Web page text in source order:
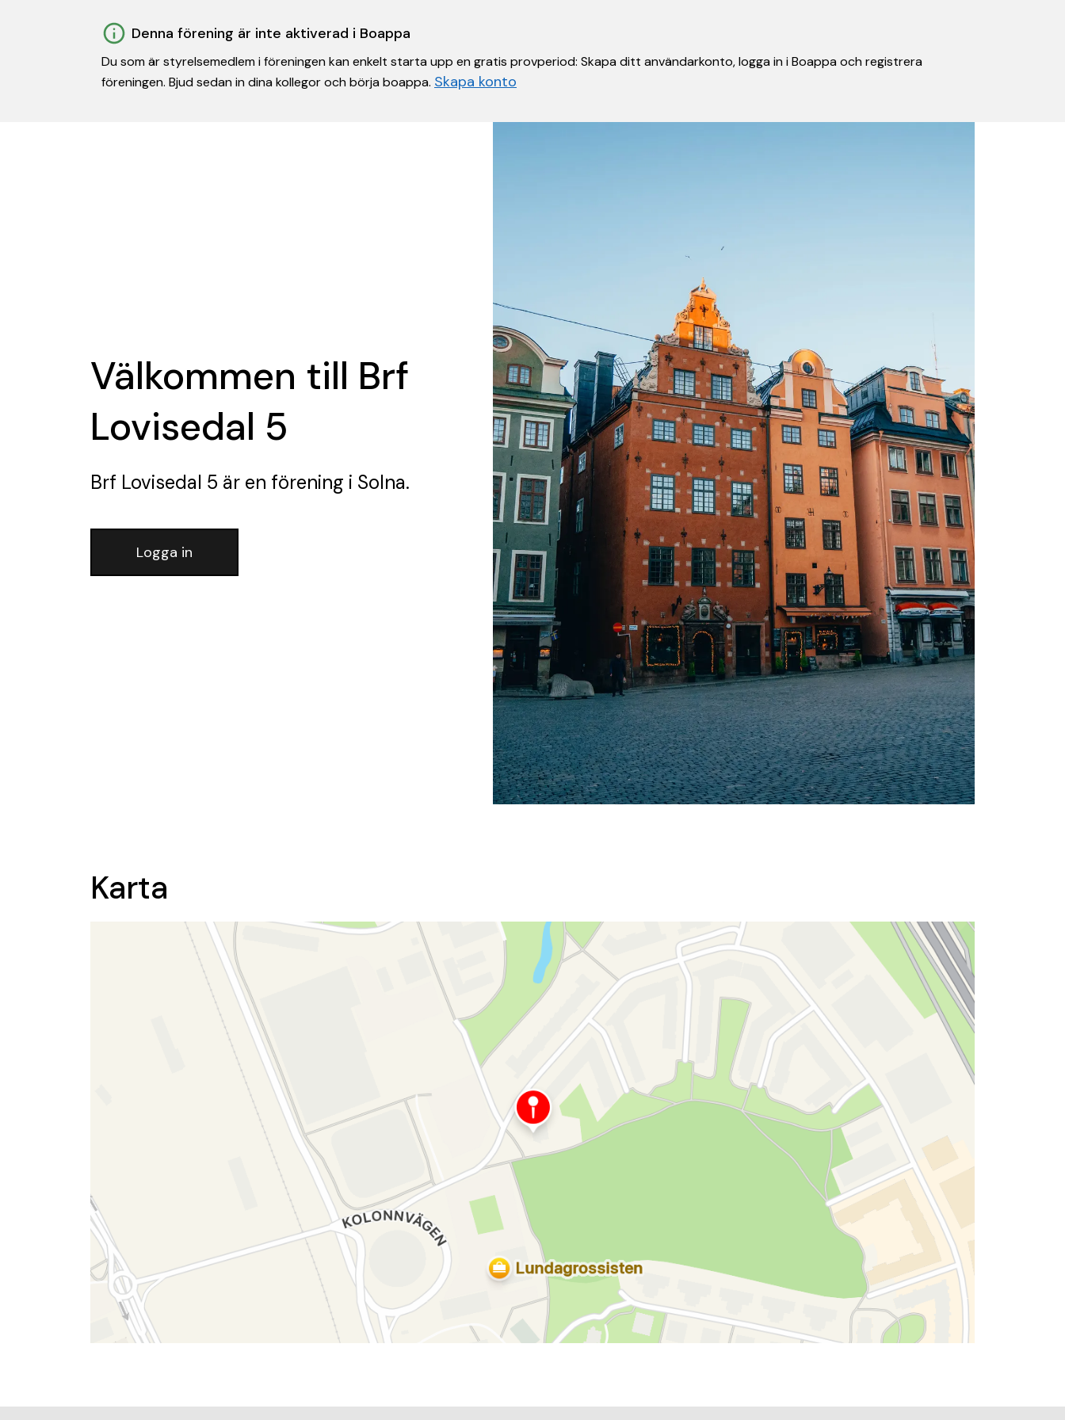
Denna förening är inte aktiverad i Boappa
Du som är styrelsemedlem i föreningen kan enkelt starta upp en gratis provperiod: Skapa ditt användarkonto, logga in i Boappa och registrera
föreningen. Bjud sedan in dina kollegor och börja boappa. Skapa konto
Välkommen till Brf
Lovisedal 5
Brf Lovisedal 5 är en förening i Solna.
Logga in
Karta